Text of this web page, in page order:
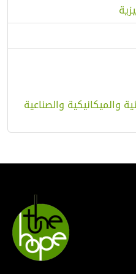
والميكانيكية والصناعية